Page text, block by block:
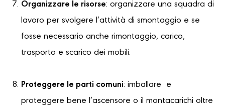
Organizzare le risorse: organizzare una squadra di
lavoro per svolgere l’attività di smontaggio e se
fosse necessario anche rimontaggio, carico,
trasporto e scarico dei mobili.
Proteggere le parti comuni: imballare e
proteggere bene l’ascensore o il montacarichi oltre